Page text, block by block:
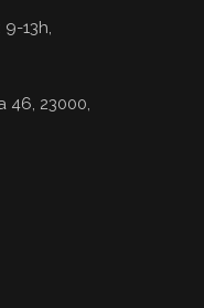
13h,
46, 23000,